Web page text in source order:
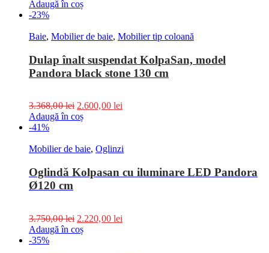
Adaugă în coș
-23%
Baie, Mobilier de baie, Mobilier tip coloană
Dulap înalt suspendat KolpaSan, model
Pandora black stone 130 cm
3.368,00lei 2.600,00 lei
Adaugă în coș
-41%
Mobilier de baie, Oglinzi
Oglindă Kolpasan cu iluminare LED Pandora
Ø120 cm
3.750,00lei 2.220,00 lei
Adaugă în coș
-35%